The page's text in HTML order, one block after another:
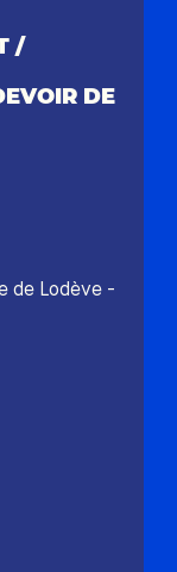
/
DE
de Lodève -